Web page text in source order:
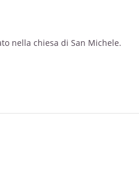
nella chiesa di San Michele.